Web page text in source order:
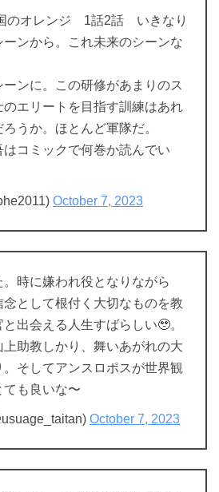
のオレンジ 1話2話 いきなり
ンから。これ未来のシーンな
ンに。この研修があまりのス
エリートを目指す訓練はあれ
うか。ほとんど軍隊だ。
コミックで何巻か読んでい
October 7, 2023
時に嫌われ役となりながら
念として根付く大切なものを教
出会える人生すばらしい🥹。
助教しかり、舞いあがれの大
そしてアンスロポスが世界観
ても良いな〜
October 7, 2023